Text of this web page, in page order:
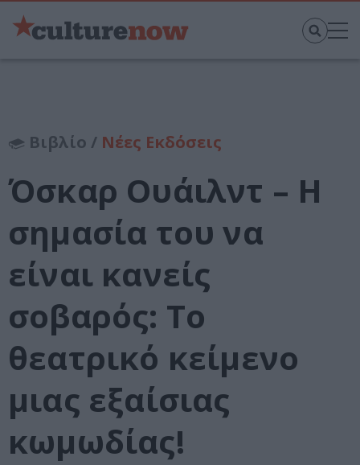
Βιβλίο / Νέες Εκδόσεις
Όσκαρ Ουάιλντ – Η
σημασία του να
είναι κανείς
σοβαρός: Το
θεατρικό κείμενο
μιας εξαίσιας
κωμωδίας!